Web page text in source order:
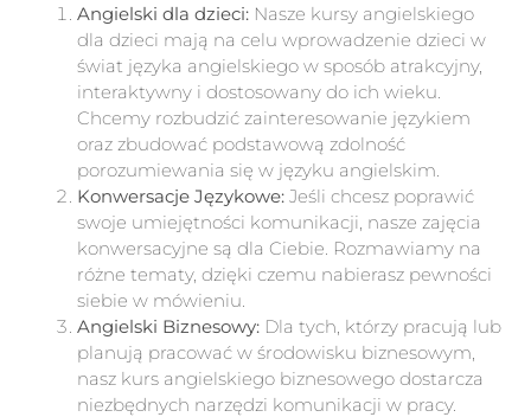
Angielski dla dzieci: Nasze kursy angielskiego
dla dzieci mają na celu wprowadzenie dzieci w
świat języka angielskiego w sposób atrakcyjny,
interaktywny i dostosowany do ich wieku.
Chcemy rozbudzić zainteresowanie językiem
oraz zbudować podstawową zdolność
porozumiewania się w języku angielskim.
Konwersacje Językowe: Jeśli chcesz poprawić
swoje umiejętności komunikacji, nasze zajęcia
konwersacyjne są dla Ciebie. Rozmawiamy na
różne tematy, dzięki czemu nabierasz pewności
siebie w mówieniu.
Angielski Biznesowy: Dla tych, którzy pracują lub
planują pracować w środowisku biznesowym,
nasz kurs angielskiego biznesowego dostarcza
niezbędnych narzędzi komunikacji w pracy.